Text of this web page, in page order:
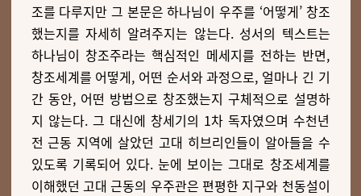
조를 다루지만 그 본문은 하나님이 우주를 ‘어떻게’ 창조
했는지를 자세히 알려주지는 않는다. 성서의 텍스트는
하나님이 창조주라는 핵심적인 메세지를 전하는 반면,
창조세계를 어떻게, 어떤 순서와 과정으로, 얼마나 긴 기
간 동안, 어떤 방법으로 창조했는지 구체적으로 설명하
지 않는다. 그 대신에 창세기의 1차 독자였으며 수천년
전 근동 지역에 살았던 고대 히브리인들이 알아들을 수
있도록 기록되어 있다. 눈에 보이는 그대로 창조세계를
이해했던 고대 근동의 우주관은 편평한 지구와 천동설이